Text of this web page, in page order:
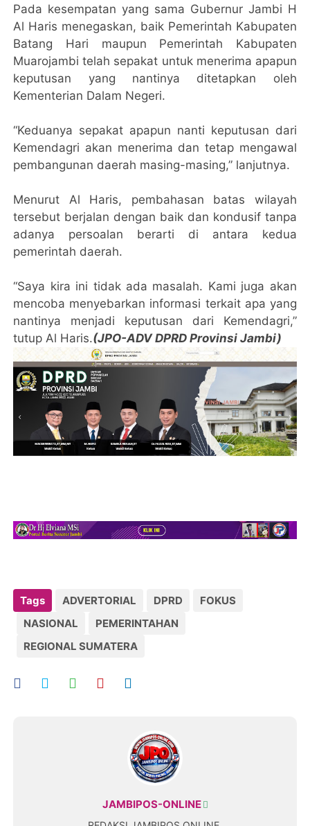
Pada kesempatan yang sama Gubernur Jambi H
Al Haris menegaskan, baik Pemerintah Kabupaten
Batang Hari maupun Pemerintah Kabupaten
Muarojambi telah sepakat untuk menerima apapun
keputusan yang nantinya ditetapkan oleh
Kementerian Dalam Negeri.
“Keduanya sepakat apapun nanti keputusan dari
Kemendagri akan menerima dan tetap mengawal
pembangunan daerah masing-masing,” lanjutnya.
Menurut Al Haris, pembahasan batas wilayah
tersebut berjalan dengan baik dan kondusif tanpa
adanya persoalan berarti di antara kedua
pemerintah daerah.
“Saya kira ini tidak ada masalah. Kami juga akan
mencoba menyebarkan informasi terkait apa yang
nantinya menjadi keputusan dari Kemendagri,”
tutup Al Haris.(JPO-ADV DPRD Provinsi Jambi)
Tags ADVERTORIAL DPRD
FOKUS
NASIONAL
PEMERINTAHAN
REGIONAL SUMATERA
JAMBIPOS-ONLINE